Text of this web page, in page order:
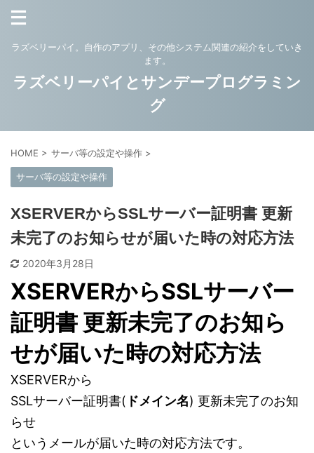
ラズベリーパイ。自作のアプリ、その他システム関連の紹介をしていき
ます。
ラズベリーパイとサンデープログラミン
グ
HOME > サーバ等の設定や操作 >
サーバ等の設定や操作
XSERVERからSSLサーバー証明書 更新
未完了のお知らせが届いた時の対応方法
2020年3月28日
XSERVERからSSLサーバー
証明書 更新未完了のお知ら
せが届いた時の対応方法
XSERVERから
SSLサーバー証明書( ドメイン名) 更新未完了のお知
らせ
というメールが届いた時の対応方法です。